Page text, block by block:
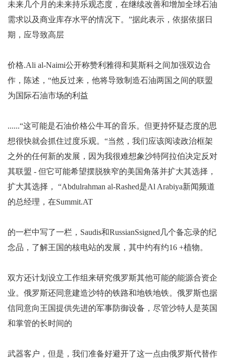
未来几个月的未来持乐观态度，在继续改善和增加全球石油
需求以及商业库存水平的情况下。”据此表示，依据依据日
期，应导致高层
价格.Ali al-Naimi公开称赞利雅得和莫斯科之间加强双边合
作，陈述，“他反过来，他将导致制造石油两国之间的联盟
为国际石油市场的利益
......“这可能是石油价格公牛耳的音乐。但更持怀疑态度的思
想很快就会抓住过度乐观。“当然，我们应该阅读政治框架
之外的任何新的发展，因为我很难想象沙特阿拉伯决定反对
其联盟 - 但它可能希望摆脱狭窄的美国角落并扩大其选择，
扩大其选择， “Abdulrahman al-Rashed是Al Arabiya新闻频道
的总经理，在Summit.AT
的一栏中写了一栏，Saudis和RussianSsigned几个备忘录的纪
念品，了解王国的核电站的发展，其中约有约16 +植物。
双方还计划设立工作组来研究俄罗斯其他可能的能源合资企
业。俄罗斯还同意建造沙特的铁路和地铁地铁。俄罗斯也据
信同意向王国提供先进的军事防御设备，尽管沙特人是英国
和掌管的长时间的
武器客户，但是，我们准备好避开了这一点由俄罗斯代替作